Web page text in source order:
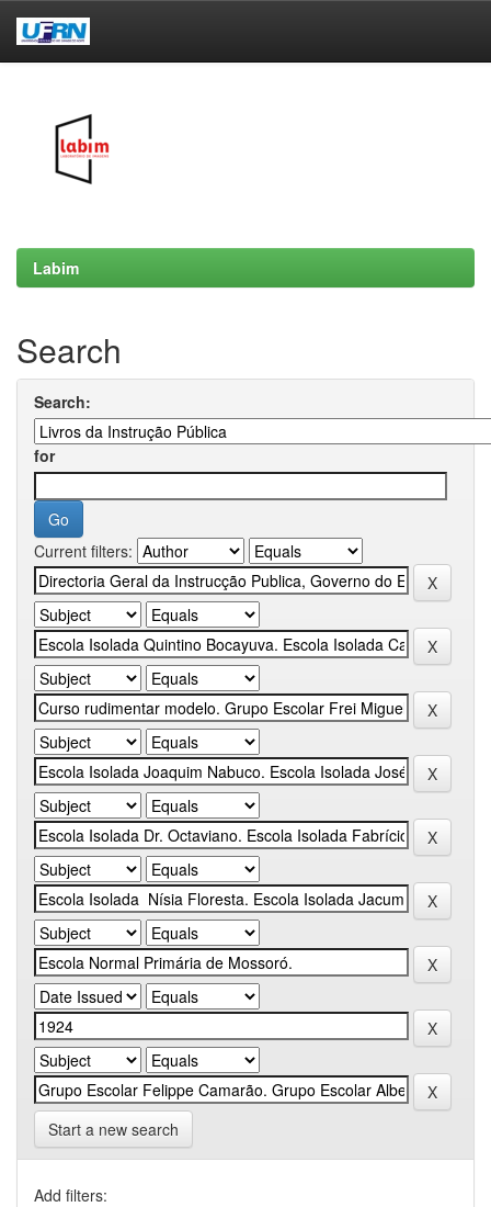
Labim
Search
Search:
for
Current filters:
Start a new search
Add filters: